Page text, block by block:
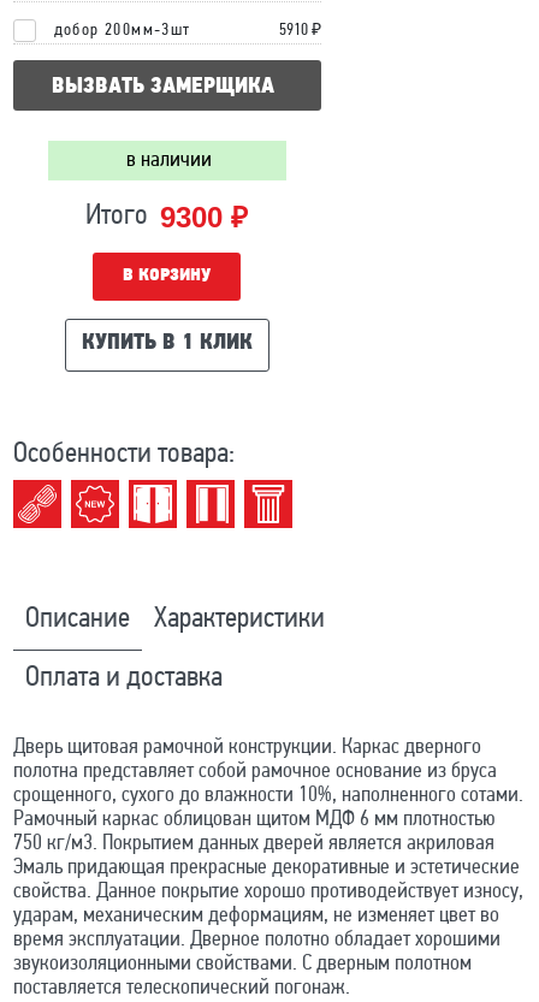
добор 200мм-3шт 5910 ₽
ВЫЗВАТЬ ЗАМЕРЩИКА
в наличии
Итого 9300 ₽
В КОРЗИНУ
КУПИТЬ В 1 КЛИК
Особенности товара:
Описание Характеристики
Оплата и доставка
Дверь щитовая рамочной конструкции. Каркас дверного
полотна представляет собой рамочное основание из бруса
срощенного, сухого до влажности 10%, наполненного сотами.
Рамочный каркас облицован щитом МДФ 6 мм плотностью
750 кг/м3. Покрытием данных дверей является акриловая
Эмаль придающая прекрасные декоративные и эстетические
свойства. Данное покрытие хорошо противодействует износу,
ударам, механическим деформациям, не изменяет цвет во
время эксплуатации. Дверное полотно обладает хорошими
звукоизоляционными свойствами. С дверным полотном
поставляется телескопический погонаж.